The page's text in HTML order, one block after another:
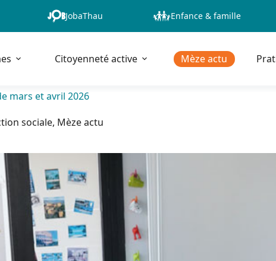
JobaThau Enfance & famille
Citoyenneté active Mèze actu
mars et avril 2026
sociale, Mèze actu